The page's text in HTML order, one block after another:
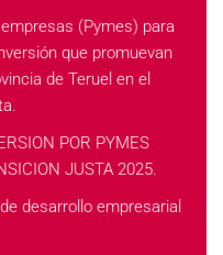
(Pymes) para
que promuevan
de Teruel en el
POR PYMES
JUSTA 2025.
desarrollo empresarial